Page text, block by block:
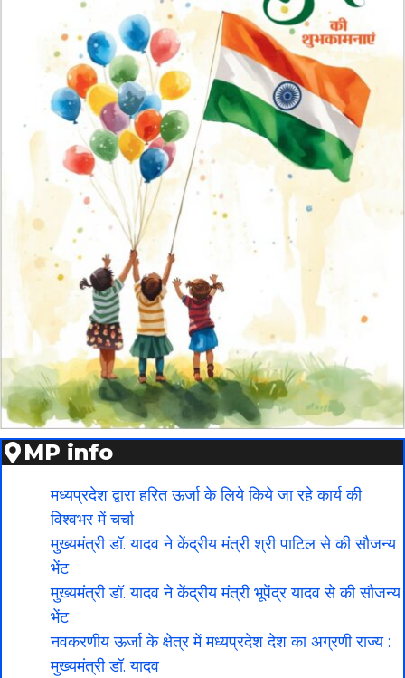
MP info
मध्यप्रदेश द्वारा हरित ऊर्जा के लिये किये जा रहे कार्य की
विश्वभर में चर्चा
मुख्यमंत्री डॉ. यादव ने केंद्रीय मंत्री श्री पाटिल से की सौजन्य
भेंट
मुख्यमंत्री डॉ. यादव ने केंद्रीय मंत्री भूपेंद्र यादव से की सौजन्य
भेंट
नवकरणीय ऊर्जा के क्षेत्र में मध्यप्रदेश देश का अग्रणी राज्य :
मुख्यमंत्री डॉ. यादव